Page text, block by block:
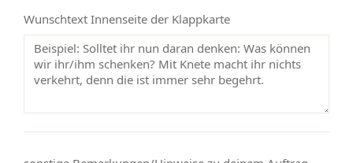
Wunschtext Innenseite der Klappkarte